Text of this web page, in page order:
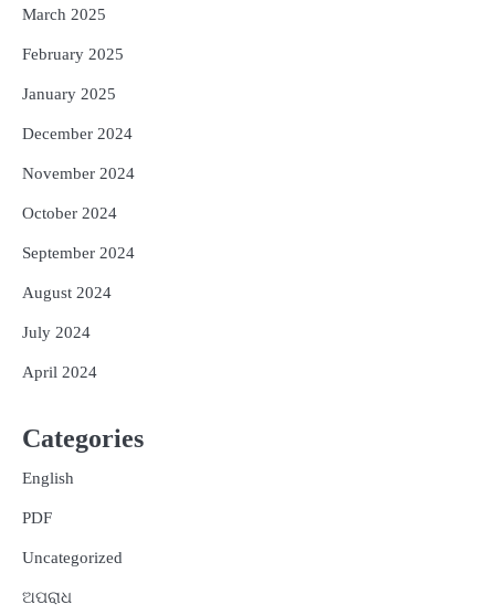
March 2025
February 2025
January 2025
December 2024
November 2024
October 2024
September 2024
August 2024
July 2024
April 2024
Categories
English
PDF
Uncategorized
ଅପରାଧ